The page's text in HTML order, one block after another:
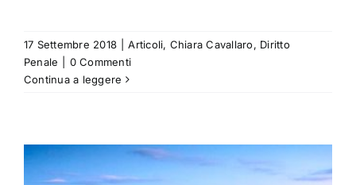
17 Settembre 2018 Articoli, Chiara Cavallaro, Diritto
Penale
0 Commenti
Continua a leggere